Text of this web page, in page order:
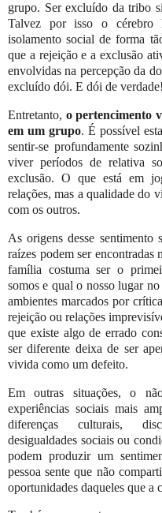
grupo. Ser excluído da tribo
Talvez por isso o cérebro
isolamento social de forma
que a rejeição e a exclusão
envolvidas na percepção da
excluído dói. E dói de verdade!
Entretanto, o pertencimento
em um grupo. É possível
sentir-se profundamente
viver períodos de relativa
exclusão. O que está em
relações, mas a qualidade do
com os outros.
As origens desse sentimento
raízes podem ser encontradas
família costuma ser o
somos e qual o nosso lugar
ambientes marcados por
rejeição ou relações
que existe algo de errado
ser diferente deixa de ser
vivida como um defeito.
Em outras situações, o
experiências sociais mais
diferenças culturais,
desigualdades sociais ou
podem produzir um
pessoa sente que não
oportunidades daqueles que a